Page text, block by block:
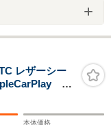
レザーシー
ク
ホイール ブ
付き
本体価格